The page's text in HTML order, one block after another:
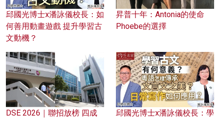
邱國光博士x潘詠儀校長：如
何善用動畫遊戲 提升學習古
文動機？
昇普十年：Antonia的使命
Phoebe的選擇
DSE 2026｜聯招放榜 四成
邱國光博士x潘詠儀校長：學